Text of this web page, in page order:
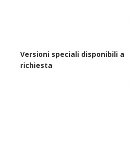
Versioni speciali disponibili a
richiesta